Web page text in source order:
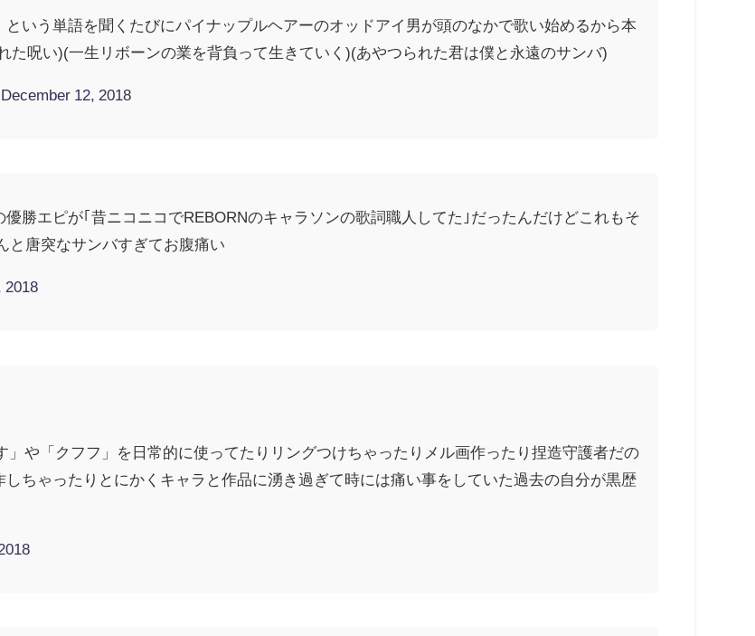
いう単語を聞くたびにパイナップルヘアーのオッドアイ男が頭のなかで歌い始めるから本
た呪い)(一生リボーンの業を背負って生きていく)(あやつられた君は僕と永遠のサンバ)
December 12, 2018
勝エピが｢昔ニコニコでREBORNのキャラソンの歌詞職人してた｣だったんだけどこれもそ
と唐突なサンバすぎてお腹痛い
2018
」や「クフフ」を日常的に使ってたりリングつけちゃったりメル画作ったり捏造守護者だの
ちゃったりとにかくキャラと作品に湧き過ぎて時には痛い事をしていた過去の自分が黒歴